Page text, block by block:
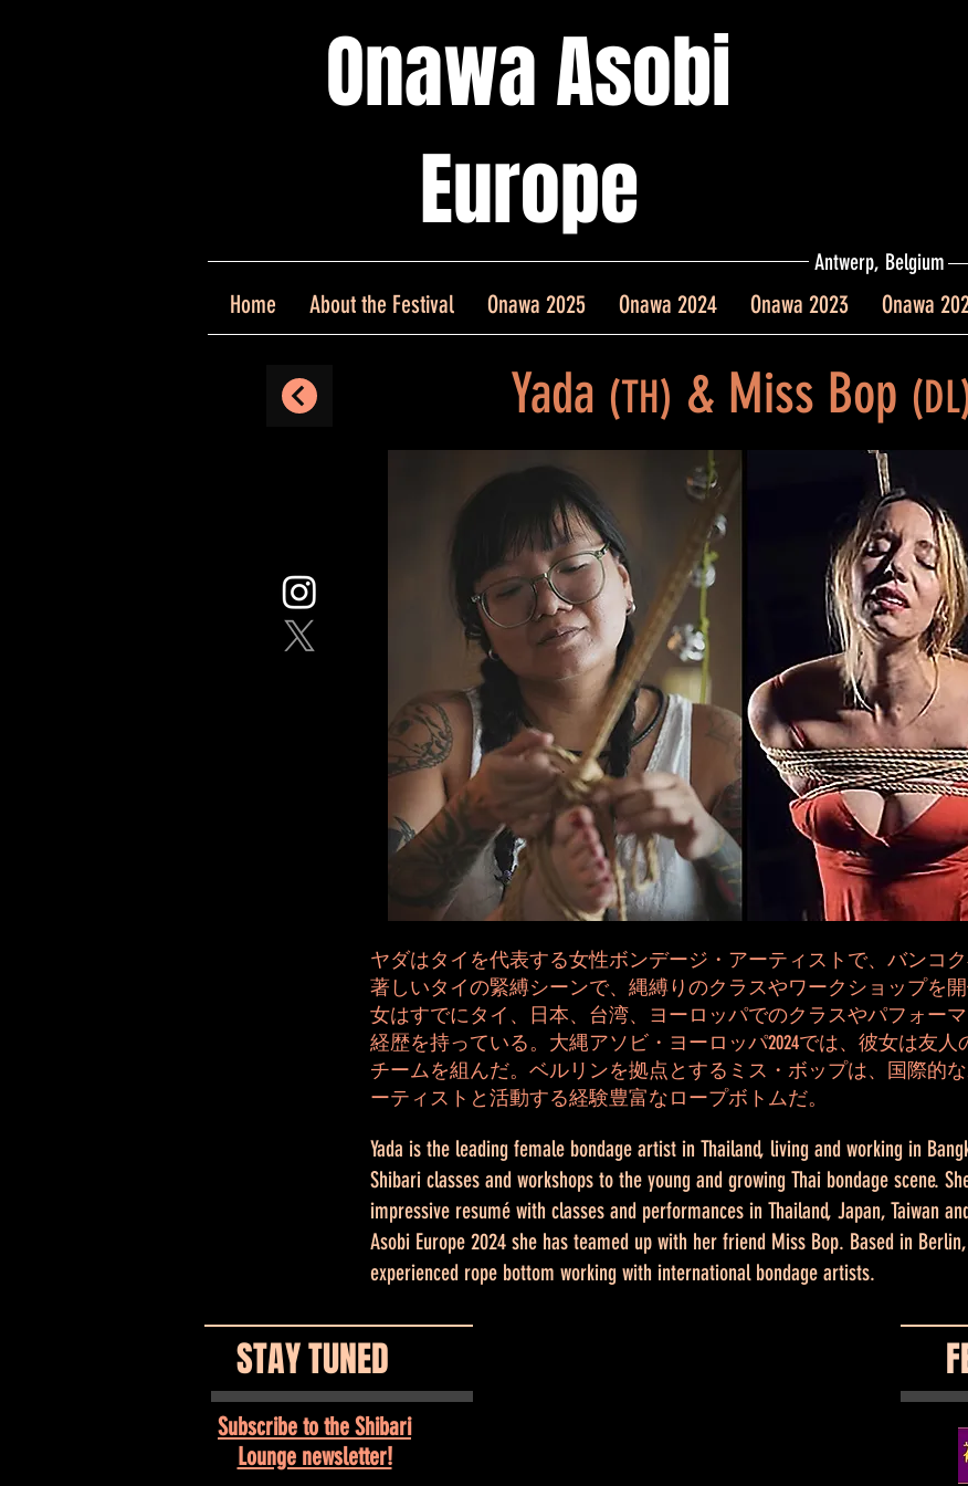
Onawa Asobi
Europe
Antwerp, Belgium
Home About the Festival Onawa 2025 Onawa 2024 Onawa 2023 Onawa
Yada (TH) & Miss Bop
ヤダはタイを代表する女性ボンデージ・アーティストで、バンコ
著しいタイの緊縛シーンで、縄縛りのクラスやワークショップを
女はすでにタイ、日本、台湾、ヨーロッパでのクラスやパフォー
経歴を持っている。大縄アソビ・ヨーロッパ2024では、彼女は友人
チームを組んだ。ベルリンを拠点とするミス・ボップは、国際的
ーティストと活動する経験豊富なロープボトムだ。
Yada is the leading female bondage artist in Thailand, living and working in
Shibari classes and workshops to the young and growing Thai bondage scene.
impressive resumé with classes and performances in Thailand, Japan, Taiwan
Asobi Europe 2024 she has teamed up with her friend Miss Bop. Based in
experienced rope bottom working with international bondage artists.
STAY TUNED
Subscribe to the Shibari
Lounge newsletter!